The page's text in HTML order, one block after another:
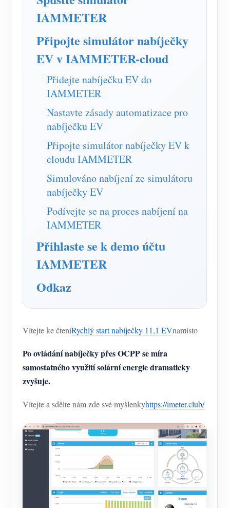
Simulátor IAMMETER
Virtuální měřič
Systém energetického předpovídání a simulace
Aplikace
Monitor energie solárního FV systému
Řídicí systém PV ohřívače
Automatizace domácnosti
Tovární energetické monitorování
Ukládat
Zdroje
Rychlý start produktu
Dokument
FAQ
Zprávy
Blogy
Společenství
Vývojář
Program odměn
Kontakt
O nás
IAMMETER
Připojte simulátor nabíječky
EV v IAMMETER-cloud
Přidejte nabíječku EV do
IAMMETER
Nastavte zásady automatizace pro
nabíječku EV
Připojte simulátor nabíječky EV k
cloudu IAMMETER
Simulováno nabíjení ze simulátoru
nabíječky EV
Podívejte se na proces nabíjení na
IAMMETER
Přihlaste se k demo účtu
IAMMETER
Odkaz
Vítejte ke čteníRychlý start nabíječky 11,1 EVnamísto
Po ovládání nabíječky přes OCPP se míra
samostatného využití solární energie dramaticky
zvyšuje.
Vítejte a sdělte nám zde své myšlenkyhttps://imeter.club/